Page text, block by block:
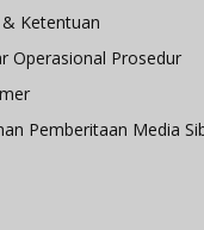
Ketentuan
Operasional Prosedur
Pemberitaan Media